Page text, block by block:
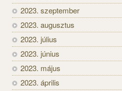
2023. szeptember
2023. augusztus
2023. július
2023. június
2023. május
2023. április